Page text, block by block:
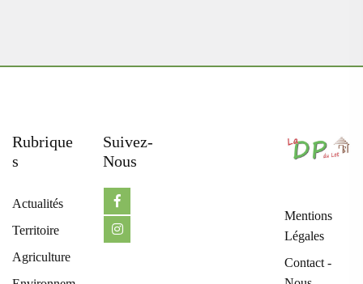
Rubrique
S
Actualités
Territoire
Agriculture
Suivez-
Nous
Mentions
Légales
Contact -